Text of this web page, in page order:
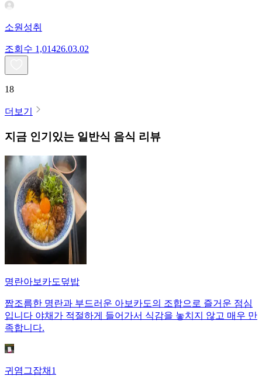
소원성취
조회수 1,01426.03.02
18
더보기
지금 인기있는 일반식 음식 리뷰
명란아보카도덮밥
짭조름한 명란과 부드러운 아보카도의 조합으로 즐거운 점심
입니다 야채가 적절하게 들어가서 식감을 놓치지 않고 매우 만
족합니다.
귀염그잡채1